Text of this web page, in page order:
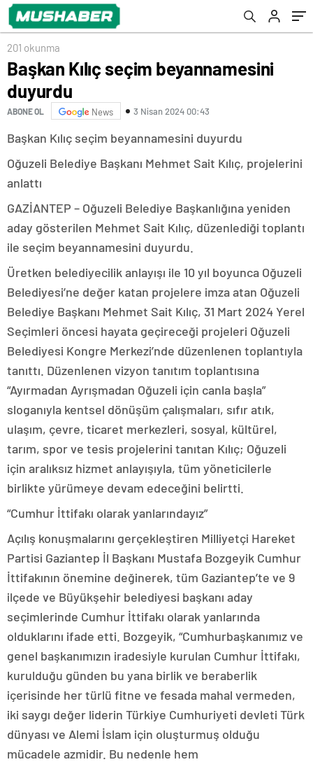
201 okunma
Başkan Kılıç seçim beyannamesini
duyurdu
ABONE OL News 3 Nisan 2024 00:43
Başkan Kılıç seçim beyannamesini duyurdu
Oğuzeli Belediye Başkanı Mehmet Sait Kılıç, projelerini
anlattı
GAZİANTEP – Oğuzeli Belediye Başkanlığına yeniden
aday gösterilen Mehmet Sait Kılıç, düzenlediği toplantı
ile seçim beyannamesini duyurdu.
Üretken belediyecilik anlayışı ile 10 yıl boyunca Oğuzeli
Belediyesi’ne değer katan projelere imza atan Oğuzeli
Belediye Başkanı Mehmet Sait Kılıç, 31 Mart 2024 Yerel
Seçimleri öncesi hayata geçireceği projeleri Oğuzeli
Belediyesi Kongre Merkezi’nde düzenlenen toplantıyla
tanıttı. Düzenlenen vizyon tanıtım toplantısına
“Ayırmadan Ayrışmadan Oğuzeli için canla başla”
sloganıyla kentsel dönüşüm çalışmaları, sıfır atık,
ulaşım, çevre, ticaret merkezleri, sosyal, kültürel,
tarım, spor ve tesis projelerini tanıtan Kılıç; Oğuzeli
için aralıksız hizmet anlayışıyla, tüm yöneticilerle
birlikte yürümeye devam edeceğini belirtti.
“Cumhur İttifakı olarak yanlarındayız”
Açılış konuşmalarını gerçekleştiren Milliyetçi Hareket
Partisi Gaziantep İl Başkanı Mustafa Bozgeyik Cumhur
İttifakının önemine değinerek, tüm Gaziantep’te ve 9
ilçede ve Büyükşehir belediyesi başkanı aday
seçimlerinde Cumhur İttifakı olarak yanlarında
olduklarını ifade etti. Bozgeyik, “Cumhurbaşkanımız ve
genel başkanımızın iradesiyle kurulan Cumhur İttifakı,
kurulduğu günden bu yana birlik ve beraberlik
içerisinde her türlü fitne ve fesada mahal vermeden,
iki saygı değer liderin Türkiye Cumhuriyeti devleti Türk
dünyası ve Alemi İslam için oluşturmuş olduğu
mücadele azmidir. Bu nedenle hem